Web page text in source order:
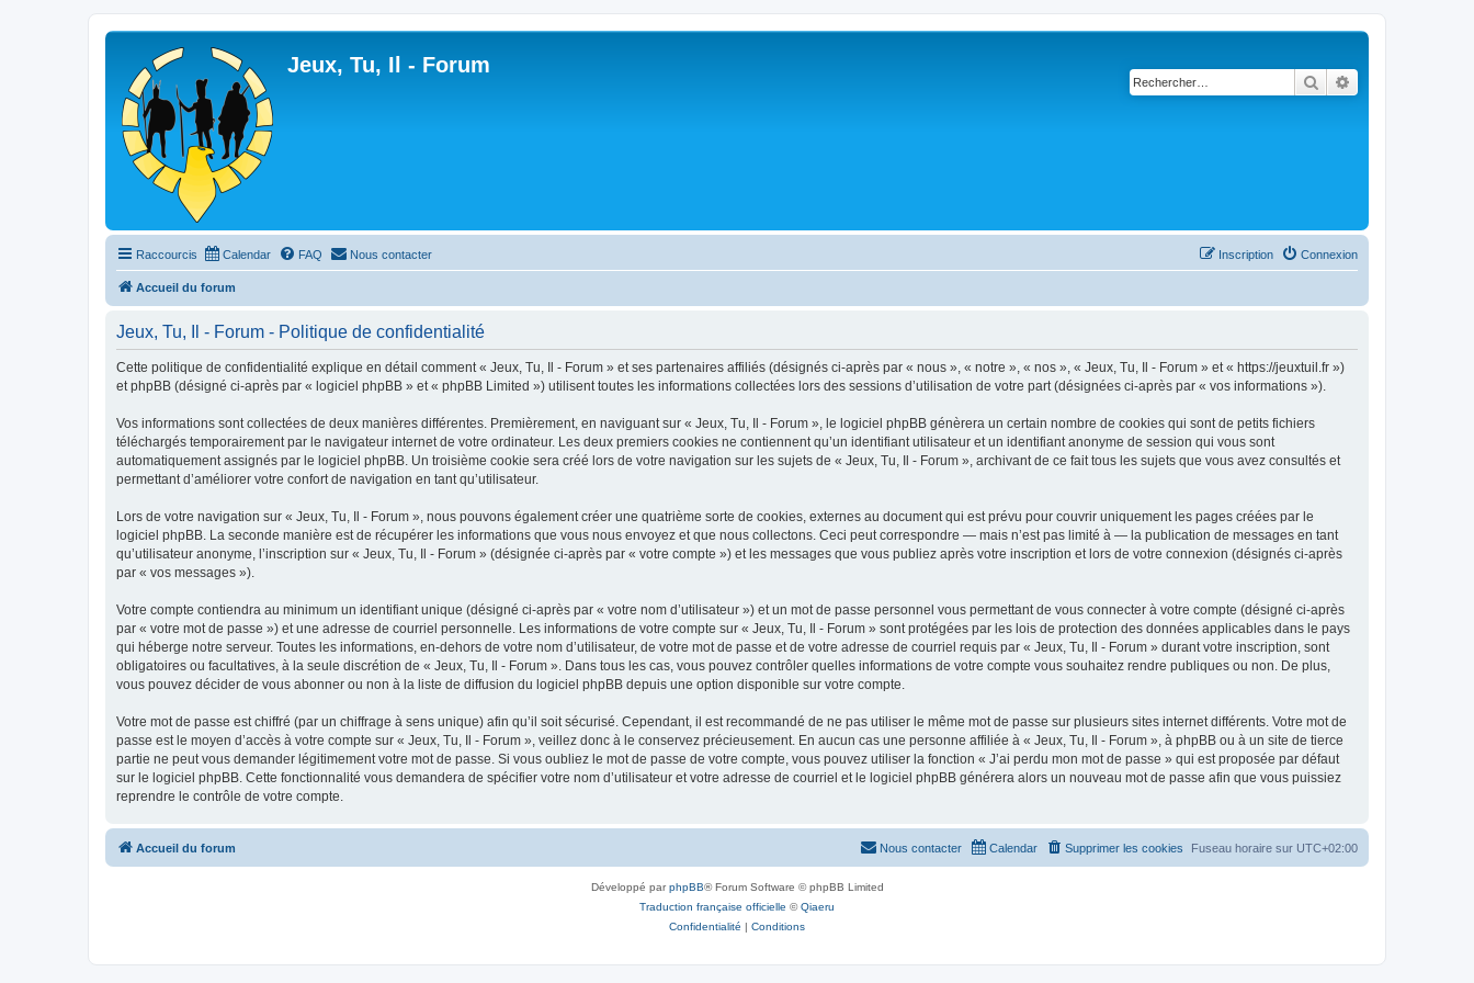
Jeux, Tu, Il - Forum
Rechercher
Raccourcis Calendar FAQ Nous contacter Connexion
Inscription
Accueil du forum
Jeux, Tu, Il - Forum - Politique de confidentialité
Cette politique de confidentialité explique en détail comment « Jeux, Tu, Il - Forum » et ses partenaires affiliés (désignés ci-après par « nous », « notre », « nos », « Jeux, Tu, Il - Forum » et « https://jeuxtuil.fr »)
et phpBB (désigné ci-après par « logiciel phpBB » et « phpBB Limited ») utilisent toutes les informations collectées lors des sessions d’utilisation de votre part (désignées ci-après par « vos informations »).
Vos informations sont collectées de deux manières différentes. Premièrement, en naviguant sur « Jeux, Tu, Il - Forum », le logiciel phpBB génèrera un certain nombre de cookies qui sont de petits fichiers
téléchargés temporairement par le navigateur internet de votre ordinateur. Les deux premiers cookies ne contiennent qu’un identifiant utilisateur et un identifiant anonyme de session qui vous sont
automatiquement assignés par le logiciel phpBB. Un troisième cookie sera créé lors de votre navigation sur les sujets de « Jeux, Tu, Il - Forum », archivant de ce fait tous les sujets que vous avez consultés et
permettant d’améliorer votre confort de navigation en tant qu’utilisateur.
Lors de votre navigation sur « Jeux, Tu, Il - Forum », nous pouvons également créer une quatrième sorte de cookies, externes au document qui est prévu pour couvrir uniquement les pages créées par le
logiciel phpBB. La seconde manière est de récupérer les informations que vous nous envoyez et que nous collectons. Ceci peut correspondre — mais n’est pas limité à — la publication de messages en tant
qu’utilisateur anonyme, l’inscription sur « Jeux, Tu, Il - Forum » (désignée ci-après par « votre compte ») et les messages que vous publiez après votre inscription et lors de votre connexion (désignés ci-après
par « vos messages »).
Votre compte contiendra au minimum un identifiant unique (désigné ci-après par « votre nom d’utilisateur ») et un mot de passe personnel vous permettant de vous connecter à votre compte (désigné ci-après
par « votre mot de passe ») et une adresse de courriel personnelle. Les informations de votre compte sur « Jeux, Tu, Il - Forum » sont protégées par les lois de protection des données applicables dans le pays
qui héberge notre serveur. Toutes les informations, en-dehors de votre nom d’utilisateur, de votre mot de passe et de votre adresse de courriel requis par « Jeux, Tu, Il - Forum » durant votre inscription, sont
obligatoires ou facultatives, à la seule discrétion de « Jeux, Tu, Il - Forum ». Dans tous les cas, vous pouvez contrôler quelles informations de votre compte vous souhaitez rendre publiques ou non. De plus,
vous pouvez décider de vous abonner ou non à la liste de diffusion du logiciel phpBB depuis une option disponible sur votre compte.
Votre mot de passe est chiffré (par un chiffrage à sens unique) afin qu’il soit sécurisé. Cependant, il est recommandé de ne pas utiliser le même mot de passe sur plusieurs sites internet différents. Votre mot de
passe est le moyen d’accès à votre compte sur « Jeux, Tu, Il - Forum », veillez donc à le conservez précieusement. En aucun cas une personne affiliée à « Jeux, Tu, Il - Forum », à phpBB ou à un site de tierce
partie ne peut vous demander légitimement votre mot de passe. Si vous oubliez le mot de passe de votre compte, vous pouvez utiliser la fonction « J’ai perdu mon mot de passe » qui est proposée par défaut
sur le logiciel phpBB. Cette fonctionnalité vous demandera de spécifier votre nom d’utilisateur et votre adresse de courriel et le logiciel phpBB générera alors un nouveau mot de passe afin que vous puissiez
reprendre le contrôle de votre compte.
Accueil du forum Fuseau horaire sur UTC+02:00
Supprimer les cookies
Calendar
Nous contacter
Développé parphpBB® Forum Software © phpBB Limited
Traduction française officielle ©Qiaeru
Confidentialité | Conditions